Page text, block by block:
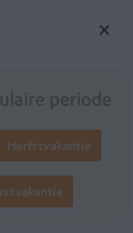
periode
Herfstvakantie